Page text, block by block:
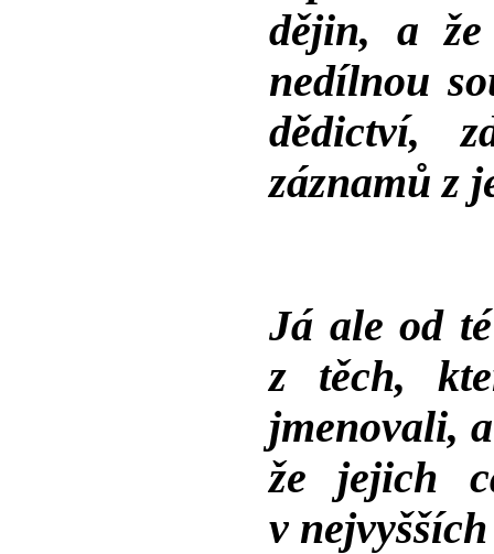
dějin, a
nedílnou
dědictví,
záznamů z
Já ale od
z těch,
jmenovali,
že jejich
v